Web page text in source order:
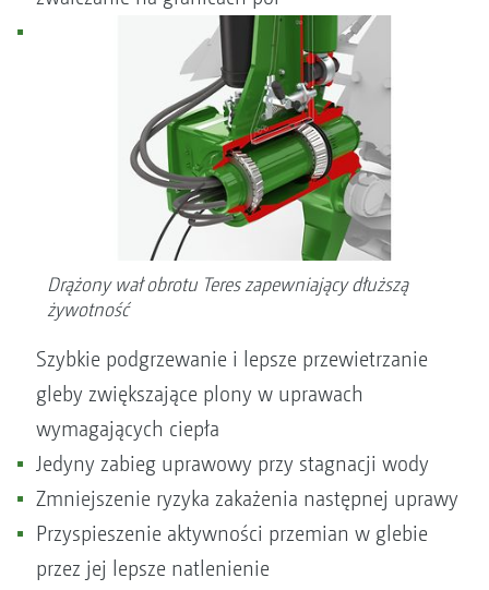
Drążony wał obrotu Teres zapewniający dłuższą
żywotność
Szybkie podgrzewanie i lepsze przewietrzanie
gleby zwiększające plony w uprawach
wymagających ciepła
Jedyny zabieg uprawowy przy stagnacji wody
Zmniejszenie ryzyka zakażenia następnej uprawy
Przyspieszenie aktywności przemian w glebie
przez jej lepsze natlenienie